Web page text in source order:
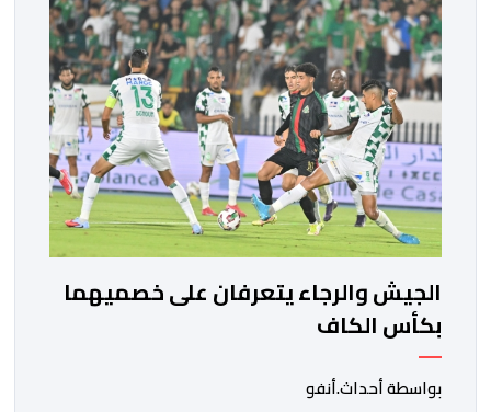
الجيش والرجاء يتعرفان على خصميهما
بكأس الكاف
بواسطة أحداث.أنفو